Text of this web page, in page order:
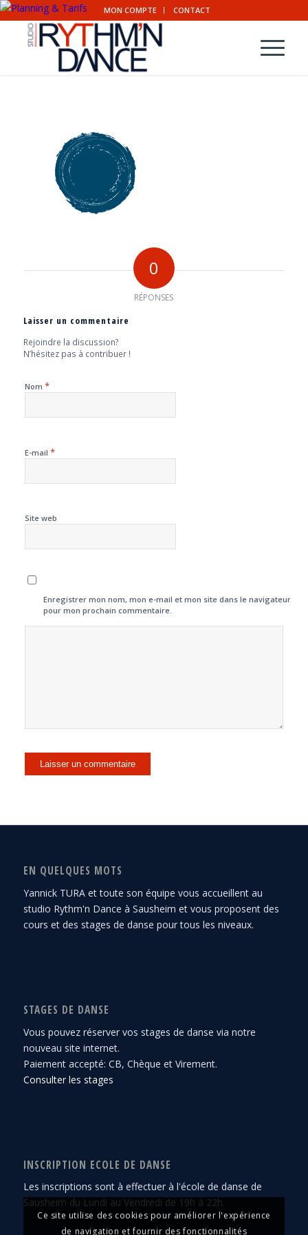
MON COMPTE CONTACT
0
RÉPONSES
Laisser un commentaire
Rejoindre la discussion?
N’hésitez pas à contribuer !
Nom *
E-mail *
Site web
Enregistrer mon nom, mon e-mail et mon site dans le navigateur
pour mon prochain commentaire.
EN QUELQUES MOTS
Yannick TURA et toute son équipe vous accueillent au
studio Rythm'n Dance à Sausheim et vous proposent des
cours et des stages de danse pour tous les niveaux.
STAGES DE DANSE
Vous pouvez réserver vos stages de danse via notre
nouveau site internet.
Paiement accepté: CB, Chèque et Virement.
Consulter les stages
INSCRIPTION ECOLE DE DANSE
Les inscriptions sont à effectuer à l'école de danse de
Sausheim du Lundi au Vendredi de 19h à 22h.
Ce site utilise des cookies pour améliorer l'expérience
de navigation et fournir des fonctionnalités